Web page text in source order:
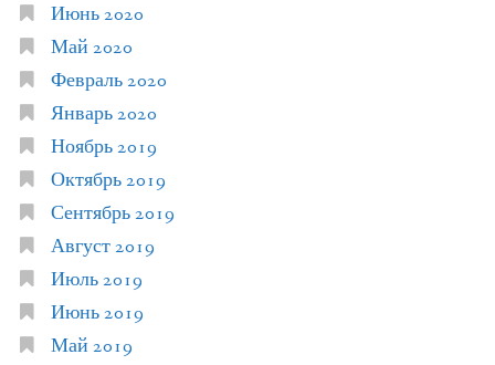
Июнь 2020
Май 2020
Февраль 2020
Январь 2020
Ноябрь 2019
Октябрь 2019
Сентябрь 2019
Август 2019
Июль 2019
Июнь 2019
Май 2019